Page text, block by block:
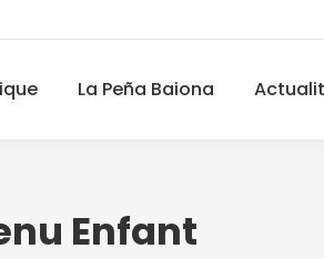
La Peña Baiona
Enfant